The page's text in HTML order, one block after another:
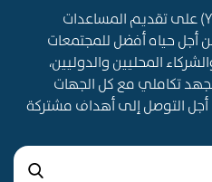
تعمل جمعية رعاية الأسرة (YFCA) على تقديم المساعدات
أجل حياه أفضل للمجتمعات
المحليين والدوليين،
تكاملي مع كل الجهات
أجل التوصل إلى أهداف مشتركة